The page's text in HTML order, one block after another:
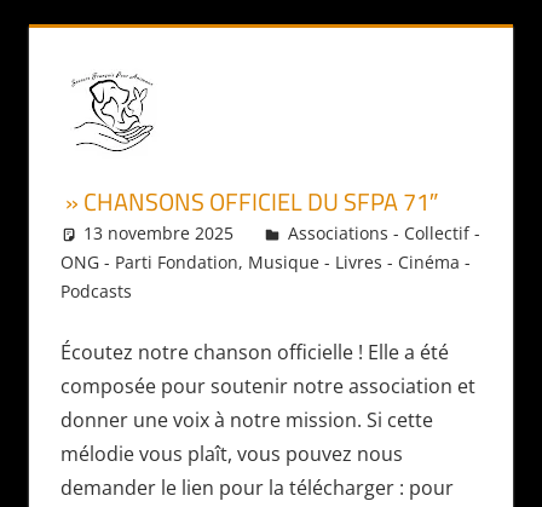
» CHANSONS OFFICIEL DU SFPA 71″
13 novembre 2025 Daniel
Associations - Collectif -
ONG - Parti Fondation, Musique - Livres - Cinéma -
Podcasts
Écoutez notre chanson officielle ! Elle a été
composée pour soutenir notre association et
donner une voix à notre mission. Si cette
mélodie vous plaît, vous pouvez nous
demander le lien pour la télécharger : pour